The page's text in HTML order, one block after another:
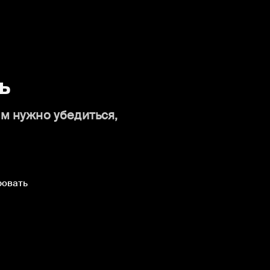
нужно убедиться,